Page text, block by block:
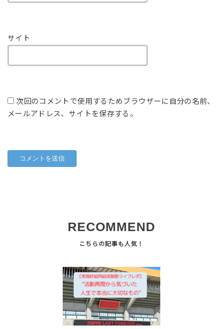
サイト
次回のコメントで使用するためブラウザーに自分の名前、
メールアドレス、サイトを保存する。
RECOMMEND